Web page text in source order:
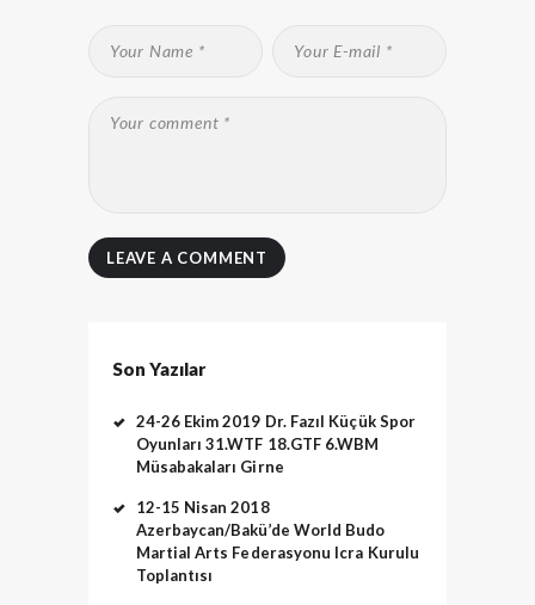
Son Yazılar
24-26 Ekim 2019 Dr. Fazıl Küçük Spor
Oyunları 31.WTF 18.GTF 6.WBM
Müsabakaları Girne
12-15 Nisan 2018
Azerbaycan/Bakü’de World Budo
Martial Arts Federasyonu Icra Kurulu
Toplantısı